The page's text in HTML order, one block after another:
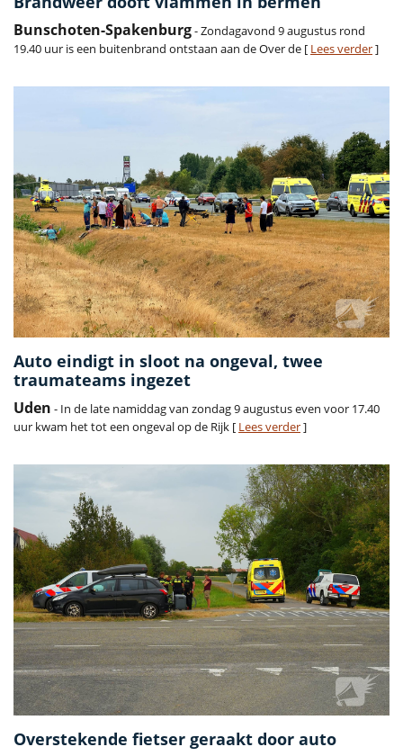
Bunschoten-Spakenburg- Zondagavond 9 augustus rond
19.40 uur is een buitenbrand ontstaan aan de Over de [ Lees verder]
Auto eindigt in sloot na ongeval, twee
traumateams ingezet
Uden - In de late namiddag van zondag 9 augustus even voor 17.40
uur kwam het tot een ongeval op de Rijk [ Lees verder]
Overstekende fietser geraakt door auto